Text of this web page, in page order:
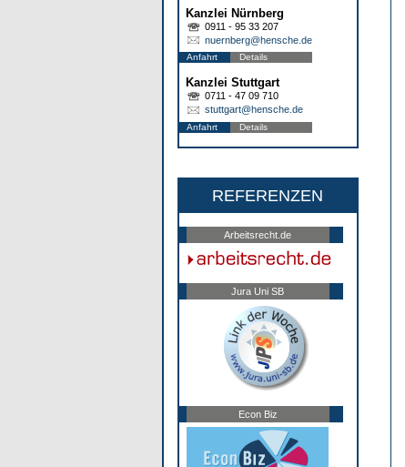
Kanzlei Nürnberg
0911 - 95 33 207
nuernberg@hensche.de
Anfahrt Details
Kanzlei Stuttgart
0711 - 47 09 710
stuttgart@hensche.de
Anfahrt Details
REFERENZEN
Arbeitsrecht.de
Jura Uni SB
Econ Biz